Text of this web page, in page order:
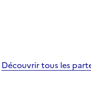
Découvrir tous les